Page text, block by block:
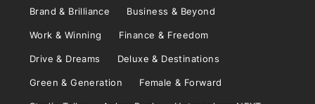
Brand & Brilliance Business & Beyond
Work & Winning Finance & Freedom
Drive & Dreams Deluxe & Destinations
Green & Generation Female & Forward